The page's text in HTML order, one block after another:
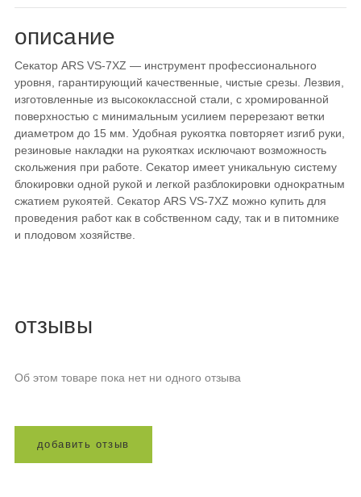
описание
Секатор ARS VS-7XZ — инструмент профессионального
уровня, гарантирующий качественные, чистые срезы. Лезвия,
изготовленные из высококлассной стали, с хромированной
поверхностью с минимальным усилием перерезают ветки
диаметром до 15 мм. Удобная рукоятка повторяет изгиб руки,
резиновые накладки на рукоятках исключают возможность
скольжения при работе. Секатор имеет уникальную систему
блокировки одной рукой и легкой разблокировки однократным
сжатием рукоятей. Секатор ARS VS-7XZ можно купить для
проведения работ как в собственном саду, так и в питомнике
и плодовом хозяйстве.
отзывы
Об этом товаре пока нет ни одного отзыва
доба вит ь отз ыв